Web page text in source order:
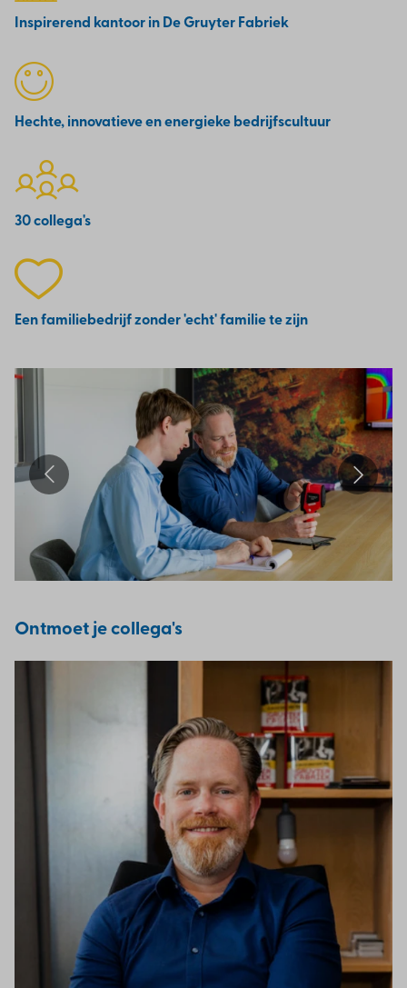
Inspirerend kantoor in De Gruyter Fabriek
Hechte, innovatieve en energieke bedrijfscultuur
30 collega's
Een familiebedrijf zonder 'echt' familie te zijn
Ontmoet je collega's